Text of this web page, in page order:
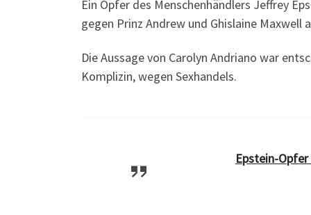
Ein Opfer des Menschenhändlers Jeffrey
gegen Prinz Andrew und Ghislaine
Die Aussage von Carolyn Andriano war
Komplizin, wegen Sexhandels.
Epstein-